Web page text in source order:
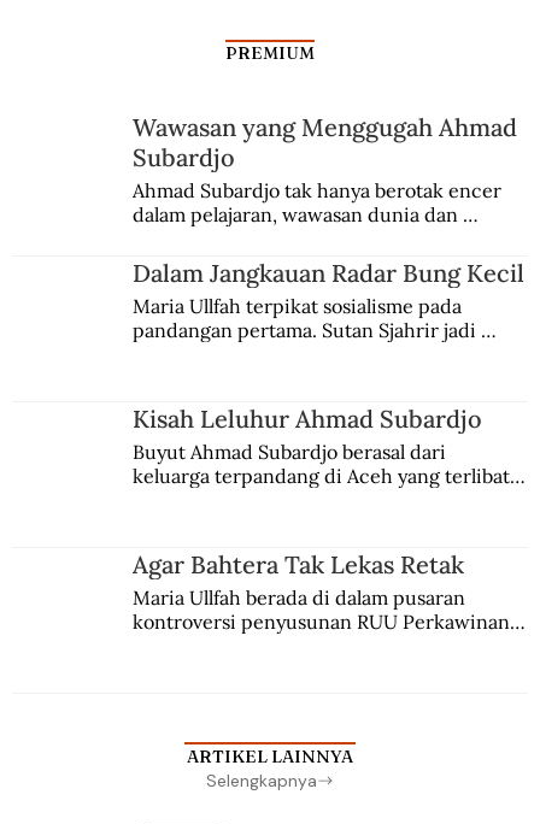
Dalam Jangkauan Radar Bung Kecil
PREMIUM
Wawasan yang Menggugah Ahmad
Subardjo
Ahmad Subardjo tak hanya berotak encer
dalam pelajaran, wawasan dunia dan
Jules Verne, Multatuli, hingga Sun Yat-sen.
Dalam Jangkauan Radar Bung Kecil
Maria Ullfah terpikat sosialisme pada
pandangan pertama. Sutan Sjahrir jadi
Kisah Leluhur Ahmad Subardjo
Buyut Ahmad Subardjo berasal dari
keluarga terpandang di Aceh yang terlibat
Agar Bahtera Tak Lekas Retak
Maria Ullfah berada di dalam pusaran
kontroversi penyusunan RUU Perkawinan.
ARTIKEL LAINNYA
Selengkapnya